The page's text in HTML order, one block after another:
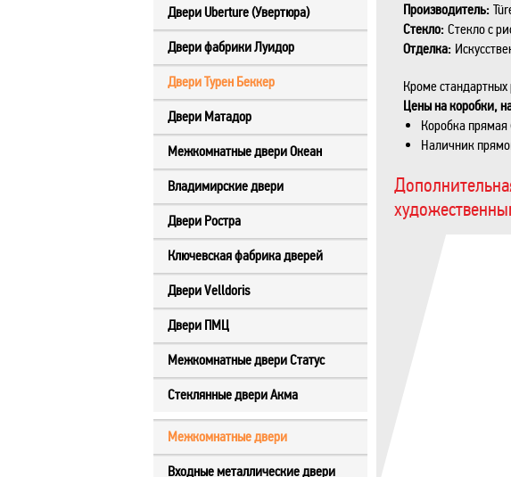
Двери Uberture (Увертюра)
Двери фабрики Луидор
Двери Турен Беккер
Двери Матадор
Межкомнатные двери Океан
Владимирские двери
Двери Ростра
Ключевская фабрика дверей
Двери Velldoris
Двери ПМЦ
Межкомнатные двери Статус
Стеклянные двери Акма
Межкомнатные двери
Входные металлические двери
Производитель:
Стекло: Стекло с
Отделка:
Кроме
Цены на коробки,
Коробка
Наличник